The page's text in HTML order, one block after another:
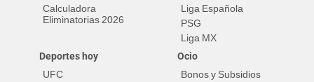
Calculadora
Eliminatorias 2026
Liga Española
PSG
Liga MX
Deportes hoy
UFC
Ocio
Bonos y Subsidios